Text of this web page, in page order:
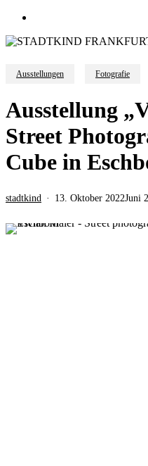
Ausstellungen Fotografie
Ausstellung
Street
Cube in
stadtkind 13. Oktober 2022Juni